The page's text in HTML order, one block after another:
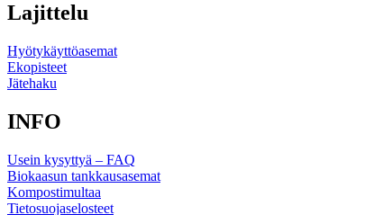
Lajittelu
Hyötykäyttöasemat
Ekopisteet
Jätehaku
INFO
Usein kysyttyä – FAQ
Biokaasun tankkausasemat
Kompostimultaa
Tietosuojaselosteet